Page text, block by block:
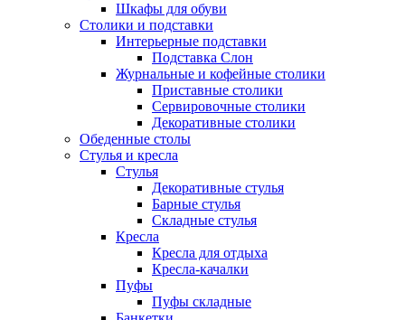
Шкафы для обуви
Столики и подставки
Интерьерные подставки
Подставка Слон
Журнальные и кофейные столики
Приставные столики
Сервировочные столики
Декоративные столики
Обеденные столы
Стулья и кресла
Стулья
Декоративные стулья
Барные стулья
Складные стулья
Кресла
Кресла для отдыха
Кресла-качалки
Пуфы
Пуфы складные